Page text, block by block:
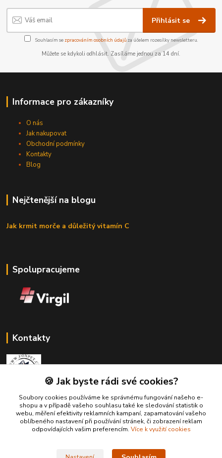
Přihlásit se
Souhlasím se zpracováním osobních údajůza účelem rozesílky newsletteru.
Můžete se kdykoli odhlásit. Zasíláme jednou za 14 dní.
Informace pro zákazníky
O nás
Jak nakupovat
Obchodní podmínky
Kontakty
Blog
Nejčtenější na blogu
Jak krmit morče a důležitý vitamín C
Spolupracujeme
Kontakty
Zákaznická podpora Fox Pet
+420731765216
(Po-Pá, 10-14 hod.)
🍪 Jak byste rádi své cookies?
Soubory cookies používáme ke správnému fungování našeho e-
shopu a v případě vašeho souhlasu také ke sledování statistik o
webu, měření efektivity reklamních kampaní, zapamatování vašeho
oblíbeného nastavení při používání stránek, či zobrazení reklam
odpovídajících vašim preferencím. Více k využití cookies